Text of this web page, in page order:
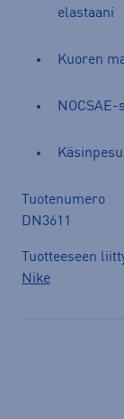
elastaani
Kuoren
Käsinpesu
Tuotenumero
DN3611
Tuotteeseen
Nike